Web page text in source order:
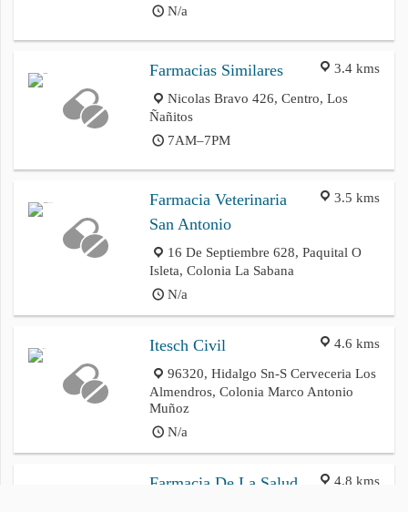
N/a
3.4 kms
Farmacias Similares
Nicolas Bravo 426, Centro, Los
Ñañitos
7AM–7PM
3.5 kms
Farmacia Veterinaria
San Antonio
16 De Septiembre 628, Paquital O
Isleta, Colonia La Sabana
N/a
4.6 kms
Itesch Civil
96320, Hidalgo Sn-S Cerveceria Los
Almendros, Colonia Marco Antonio
Muñoz
N/a
4.8 kms
Farmacia De La Salud